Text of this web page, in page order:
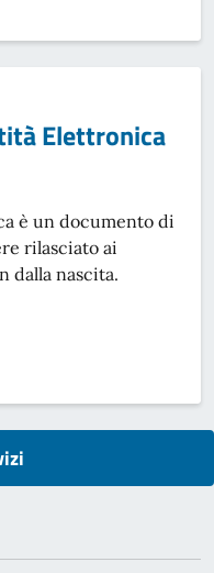
Elettronica
è un documento di
rilasciato ai
nascita.
(CIE)}